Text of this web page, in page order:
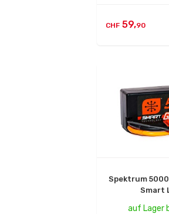
CHF 59,90
Spektrum
Smart
auf Lager